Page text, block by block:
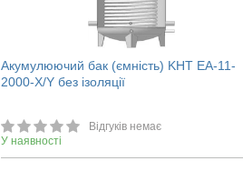
Акумулюючий бак (ємність) KHT ЕА-11-
2000-X/Y без ізоляції
Відгуків немає
У наявності